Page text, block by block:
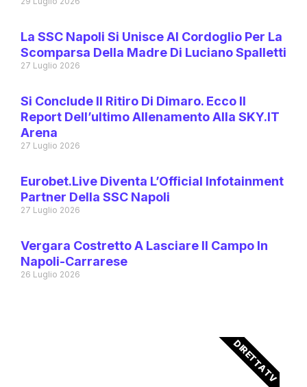
La SSC Napoli Si Unisce Al Cordoglio Per La
Scomparsa Della Madre Di Luciano Spalletti
27 Luglio 2026
Si Conclude Il Ritiro Di Dimaro. Ecco Il
Report Dell’ultimo Allenamento Alla SKY.IT
Arena
27 Luglio 2026
Eurobet.live Diventa L’Official Infotainment
Partner Della SSC Napoli
27 Luglio 2026
Vergara Costretto A Lasciare Il Campo In
Napoli-Carrarese
26 Luglio 2026
DIRETTA TV